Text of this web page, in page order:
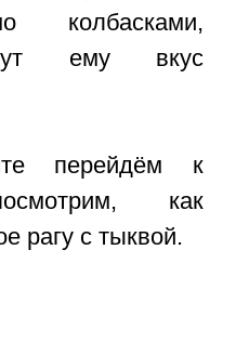
колбасками,
ему вкус
перейдём к
как
рагу с тыквой.